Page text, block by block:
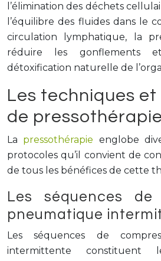
l’élimination des déchets
l’équilibre des fluides dans le
circulation lymphatique, la
réduire les gonflements
détoxification naturelle de
Les techniques
de pressothérapie
La pressothérapie englobe
protocoles qu’il convient de
de tous les bénéfices de cette
Les séquences de
pneumatique
Les séquences de
intermittente